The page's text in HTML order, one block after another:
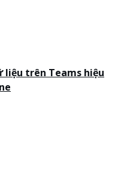
liệu trên Teams hiệu